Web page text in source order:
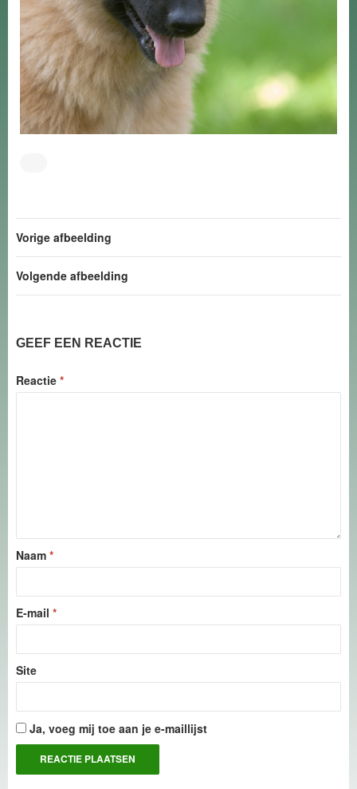
Vorige afbeelding
Volgende afbeelding
GEEF EEN REACTIE
Reactie *
Naam *
E-mail *
Site
Ja, voeg mij toe aan je e-maillijst